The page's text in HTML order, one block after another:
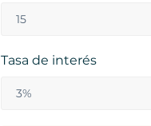
Tasa de interés